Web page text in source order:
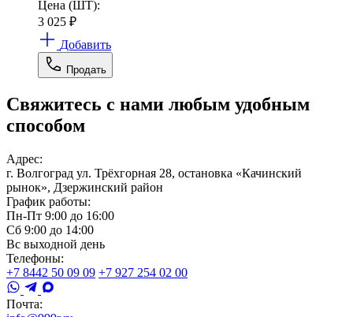
Цена (ШТ):
3 025 ₽
Добавить
Продать
Свяжитесь с нами любым удобным
способом
Адрес:
г. Волгоград ул. Трёхгорная 28, остановка «Качинский
рынок», Дзержинский район
График работы:
Пн-Пт 9:00 до 16:00
Сб 9:00 до 14:00
Вс выходной день
Телефоны:
+7 8442 50 09 09 +7 927 254 02 00
Почта: